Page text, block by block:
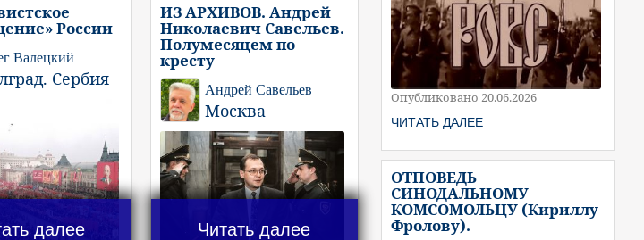
России
Валецкий
Сербия
далее
ИЗ АРХИВОВ. Андрей
Николаевич Савельев.
Полумесяцем по
кресту
Андрей Савельев
Москва
Читать далее
Опубликовано 20.06.2026
ЧИТАТЬ ДАЛЕЕ
ОТПОВЕДЬ
СИНОДАЛЬНОМУ
КОМСОМОЛЬЦУ (Кириллу
Фролову).